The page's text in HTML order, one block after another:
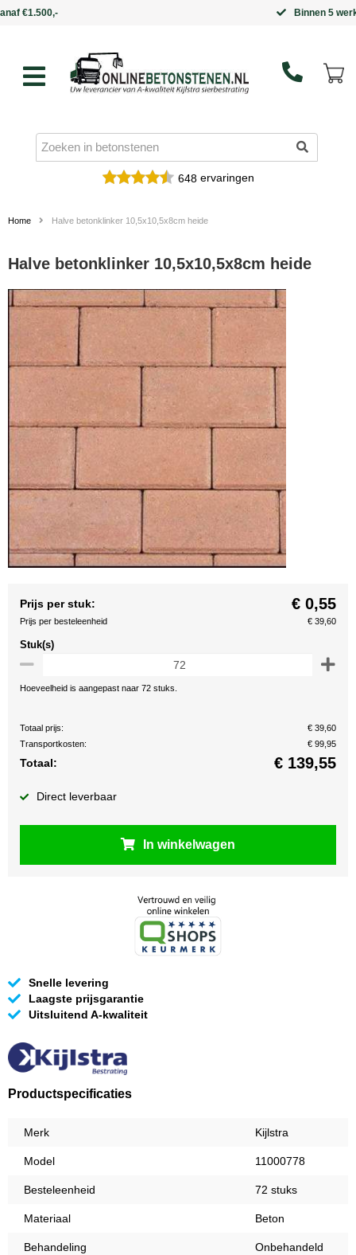
648ervaringen
Home Halve betonklinker 10,5x10,5x8cm heide
Halve betonklinker 10,5x10,5x8cm heide
Prijs per stuk: € 0,55
Prijs per besteleenheid € 39,60
Stuk(s)
Hoeveelheid is aangepast naar 72 stuks.
Totaal prijs:
€ 39,60
Transportkosten:
€ 99,95
Totaal: € 139,55
Direct leverbaar
In winkelwagen
Snelle levering
Laagste prijsgarantie
Uitsluitend A-kwaliteit
Productspecificaties
Merk Kijlstra
Model 11000778
Besteleenheid 72 stuks
Materiaal Beton
Behandeling Onbehandeld